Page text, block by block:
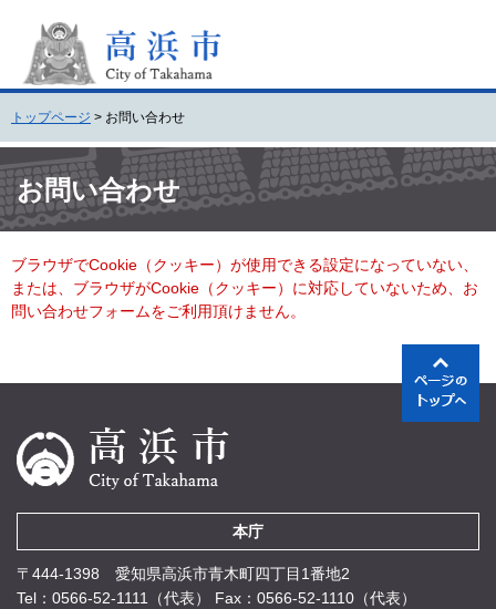
頭
で
す
。
飛
ば
し
て
本
へ
トップページ > お問い合わせ
文 お問い合わせ
ブラウザでCookie（クッキー）が使用できる設定になっていない、
または、ブラウザがCookie（クッキー）に対応していないため、お
問い合わせフォームをご利用頂けません。
本庁
〒444-1398 愛知県高浜市青木町四丁目1番地2
Tel：0566-52-1111（代表）
Fax：0566-52-1110（代表）